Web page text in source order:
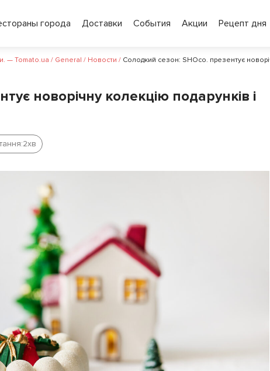
города Доставки События Акции Рецепт дня
— Tomato.ua / General / Новости / Солодкий сезон: SHOco. презентує
новорічну колекцію подарунків і
2хв